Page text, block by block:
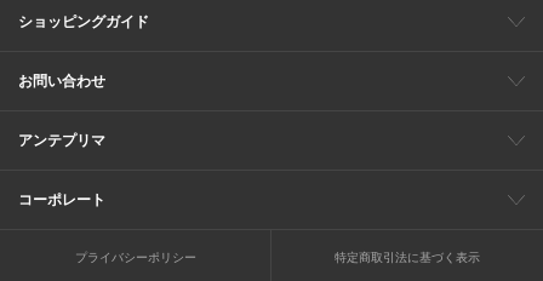
ショッピングガイド
会員特典
ご購入・配送について
返品について
ギフト包装
FAQ
サイトマップ
お問い合わせ
メールでのお問い合わせ
お修理についてのお問い合わせ
お休みさせていただきます
アンテプリマ
ブランドサイト
ショップリスト
ワイヤーバッグについて
特集
オンラインストアニュース
コーポレート
プライバシーポリシー 特定商取引法に基づく表示